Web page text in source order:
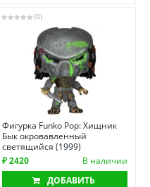
(0)
Фигурка Funko Pop: Хищник
Бык окровавленный
светящийся (1999)
₽ 2420
В наличии
ДОБАВИТЬ